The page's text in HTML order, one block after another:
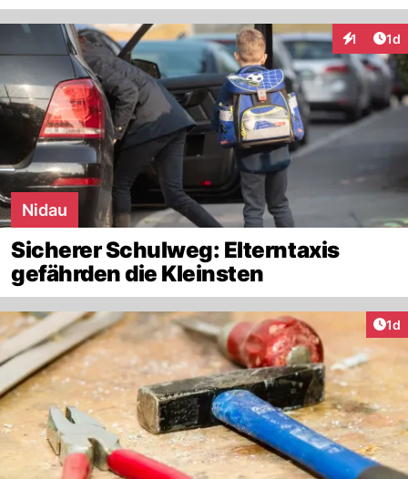
1 1d
Nidau
Sicherer Schulweg: Elterntaxis
gefährden die Kleinsten
1d